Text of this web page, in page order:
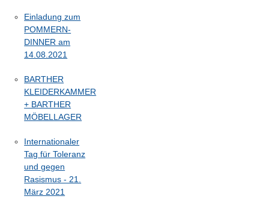
Einladung zum
POMMERN-
DINNER am
14.08.2021
BARTHER
KLEIDERKAMMER
+ BARTHER
MÖBELLAGER
Internationaler
Tag für Toleranz
und gegen
Rasismus - 21.
März 2021